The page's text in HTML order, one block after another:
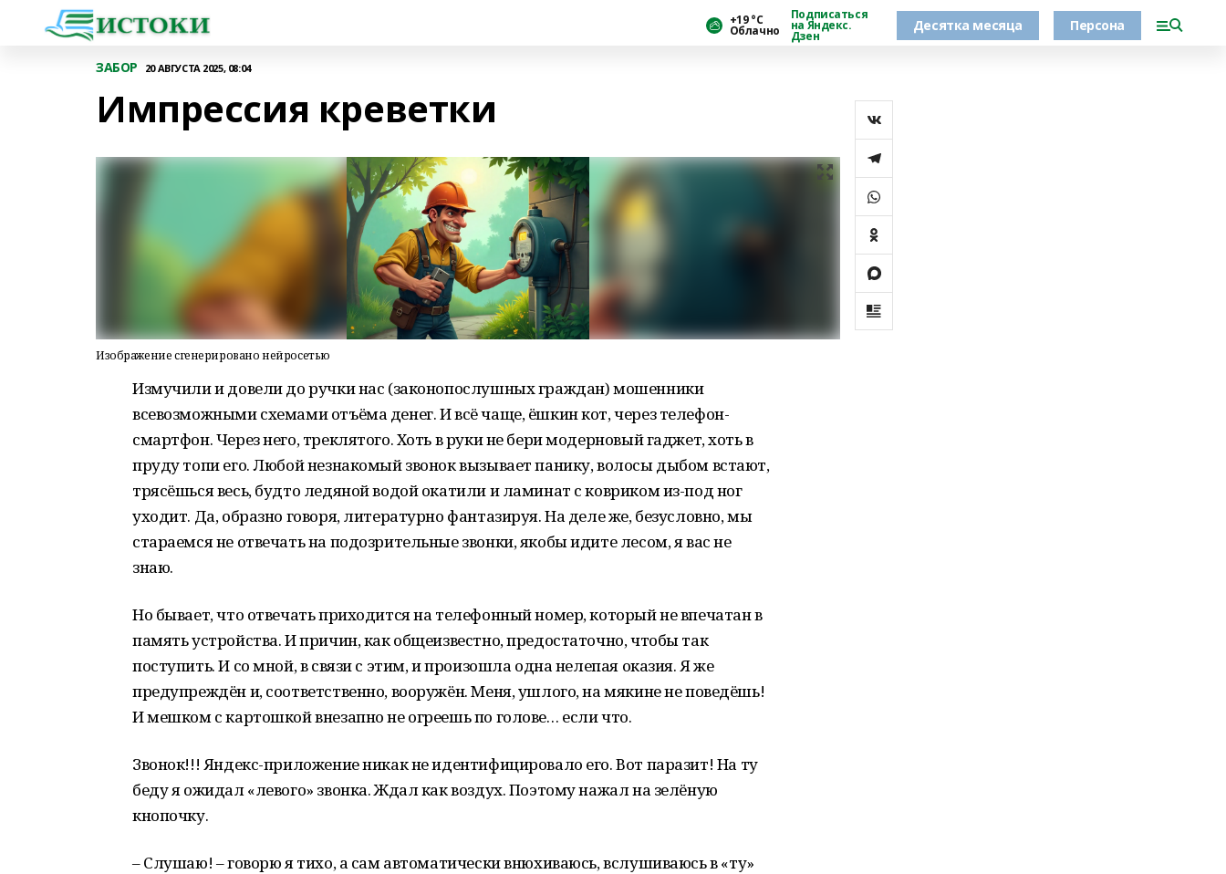
+19 °С
Облачно
Подписаться
на Яндекс.
Дзен
Десятка месяца Персона
ЗАБОР 20 АВГУСТА 2025, 08:04
Импрессия креветки
Изображение сгенерировано нейросетью
Измучили и довели до ручки нас (законопослушных граждан) мошенники
всевозможными схемами отъёма денег. И всё чаще, ёшкин кот, через телефон-
смартфон. Через него, треклятого. Хоть в руки не бери модерновый гаджет, хоть в
пруду топи его. Любой незнакомый звонок вызывает панику, волосы дыбом встают,
трясёшься весь, будто ледяной водой окатили и ламинат с ковриком из-под ног
уходит. Да, образно говоря, литературно фантазируя. На деле же, безусловно, мы
стараемся не отвечать на подозрительные звонки, якобы идите лесом, я вас не
знаю.
Но бывает, что отвечать приходится на телефонный номер, который не впечатан в
память устройства. И причин, как общеизвестно, предостаточно, чтобы так
поступить. И со мной, в связи с этим, и произошла одна нелепая оказия. Я же
предупреждён и, соответственно, вооружён. Меня, ушлого, на мякине не поведёшь!
И мешком с картошкой внезапно не огреешь по голове… если что.
Звонок!!! Яндекс-приложение никак не идентифицировало его. Вот паразит! На ту
беду я ожидал «левого» звонка. Ждал как воздух. Поэтому нажал на зелёную
кнопочку.
– Слушаю! – говорю я тихо, а сам автоматически внюхиваюсь, вслушиваюсь в «ту»